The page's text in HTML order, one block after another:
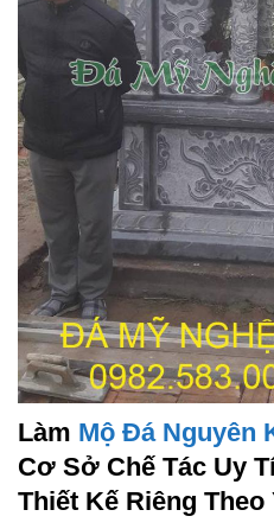
Làm Mộ Đá Nguyên
Cơ Sở Chế Tác Uy
Thiết Kế Riêng Theo